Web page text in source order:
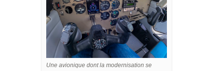
Une avionique dont la modernisation se